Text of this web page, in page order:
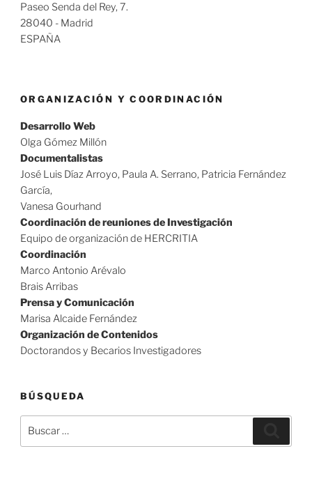
Paseo Senda del Rey, 7.
28040 - Madrid
ESPAÑA
ORGANIZACIÓN Y COORDINACIÓN
Desarrollo Web
Olga Gómez Millón
Documentalistas
José Luis Díaz Arroyo, Paula A. Serrano, Patricia Fernández
García,
Vanesa Gourhand
Coordinación de reuniones de Investigación
Equipo de organización de HERCRITIA
Coordinación
Marco Antonio Arévalo
Brais Arribas
Prensa y Comunicación
Marisa Alcaide Fernández
Organización de Contenidos
Doctorandos y Becarios Investigadores
BÚSQUEDA
por: